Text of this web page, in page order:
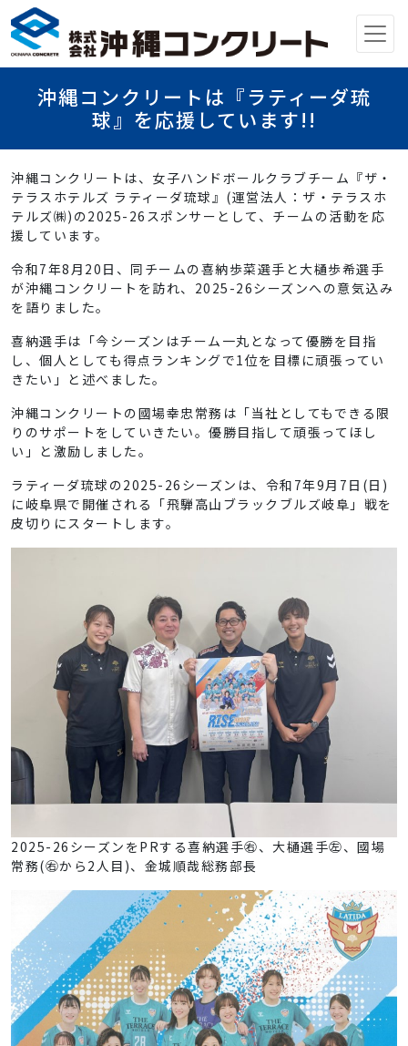
メインナビゲーション
沖縄コンクリートは『ラティーダ琉
球』を応援しています!!
沖縄コンクリートは、女子ハンドボールクラブチーム『ザ・
テラスホテルズ ラティーダ琉球』(運営法人：ザ・テラスホ
テルズ㈱)の2025-26スポンサーとして、チームの活動を応
援しています。
令和7年8月20日、同チームの喜納歩菜選手と大樋歩希選手
が沖縄コンクリートを訪れ、2025-26シーズンへの意気込み
を語りました。
喜納選手は「今シーズンはチーム一丸となって優勝を目指
し、個人としても得点ランキングで1位を目標に頑張ってい
きたい」と述べました。
沖縄コンクリートの國場幸忠常務は「当社としてもできる限
りのサポートをしていきたい。優勝目指して頑張ってほし
い」と激励しました。
ラティーダ琉球の2025-26シーズンは、令和7年9月7日(日)
に岐阜県で開催される「飛騨高山ブラックブルズ岐阜」戦を
皮切りにスタートします。
2025-26シーズンをPRする喜納選手㊨、大樋選手㊧、國場
常務(㊨から2人目)、金城順哉総務部長